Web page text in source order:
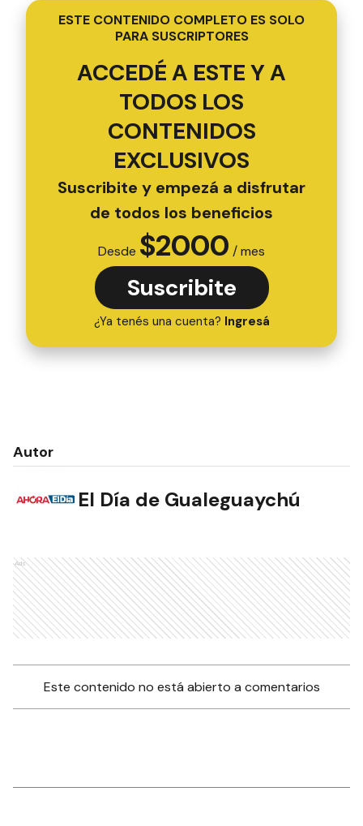
ESTE CONTENIDO COMPLETO ES SOLO
PARA SUSCRIPTORES
ACCEDÉ A ESTE Y A
TODOS LOS
CONTENIDOS
EXCLUSIVOS
Suscribite y empezá a disfrutar
de todos los beneficios
Desde $2000 / mes
Suscribite
¿Ya tenés una cuenta? Ingresá
Autor
El Día de Gualeguaychú
Ads
Este contenido no está abierto a comentarios